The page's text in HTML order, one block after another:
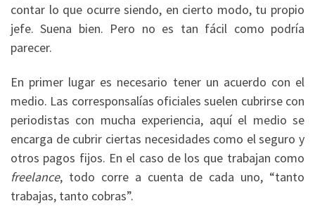
contar lo que ocurre siendo, en cierto modo, tu propio
jefe. Suena bien. Pero no es tan fácil como podría
parecer.
En primer lugar es necesario tener un acuerdo con el
medio. Las corresponsalías oficiales suelen cubrirse con
periodistas con mucha experiencia, aquí el medio se
encarga de cubrir ciertas necesidades como el seguro y
otros pagos fijos. En el caso de los que trabajan como
freelance, todo corre a cuenta de cada uno, “tanto
trabajas, tanto cobras”.